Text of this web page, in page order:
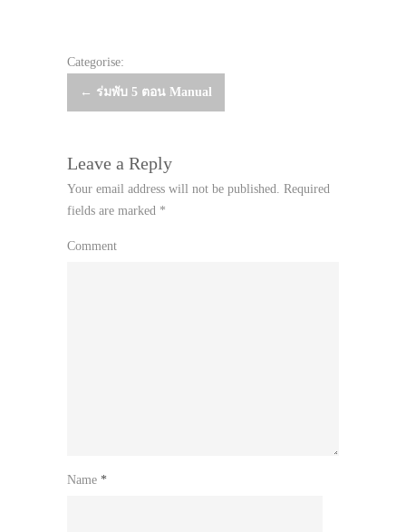
Categorise:
Post
← ร่มพับ 5 ตอน Manual
Leave a Reply
Your email address will not be published. Required
fields are marked *
Comment
Name *